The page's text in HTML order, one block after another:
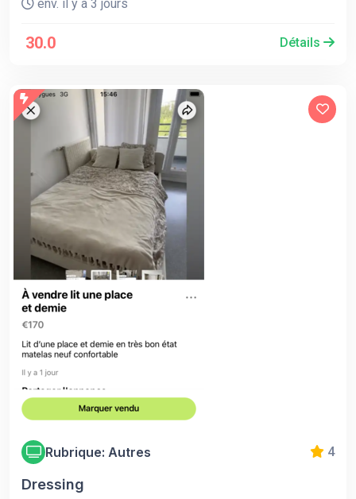
env. il y a 3 jours
30.0 Détails
Rubrique: Autres 4
Dressing